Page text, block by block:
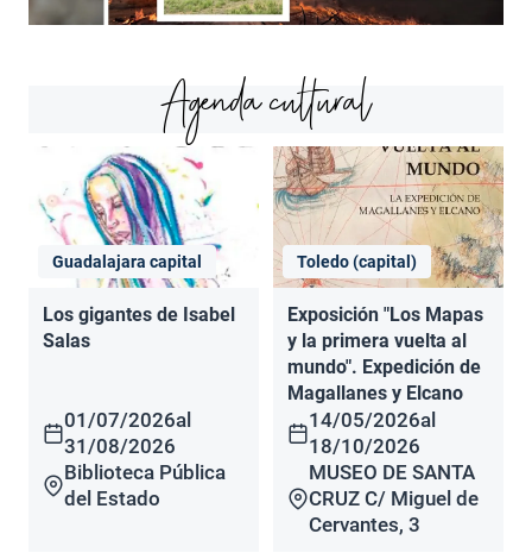
Agenda cultural
Guadalajara capital
Los gigantes de Isabel
Salas
01/07/2026al
31/08/2026
Biblioteca Pública
del Estado
Toledo (capital)
Exposición "Los Mapas
y la primera vuelta al
mundo". Expedición de
Magallanes y Elcano
14/05/2026al
18/10/2026
MUSEO DE SANTA
CRUZ C/ Miguel de
Cervantes, 3